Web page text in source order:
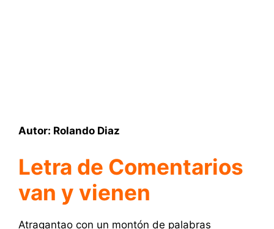
Autor: Rolando Diaz
Letra de Comentarios
van y vienen
Atragantao con un montón de palabras